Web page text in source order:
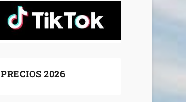
PRECIOS 2026